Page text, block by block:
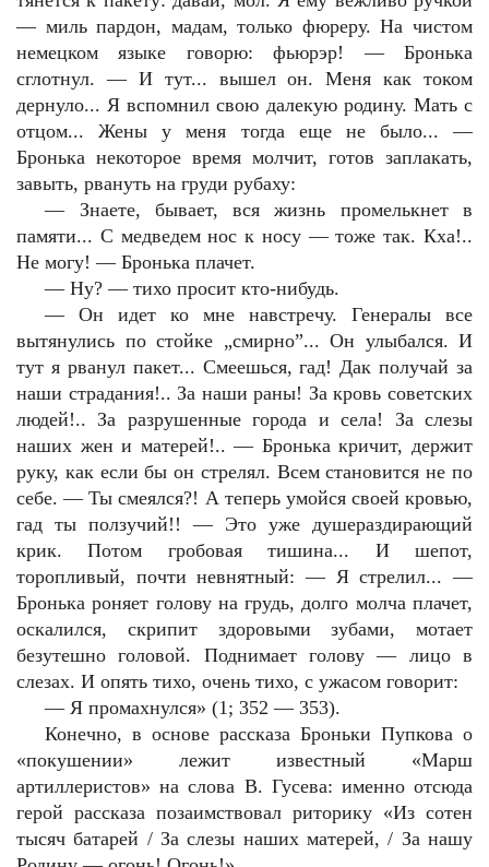
— миль пардон, мадам, только фюреру. На чистом
немецком языке говорю: фьюрэр! — Бронька
сглотнул. — И тут... вышел он. Меня как током
дернуло... Я вспомнил свою далекую родину. Мать с
отцом... Жены у меня тогда еще не было... —
Бронька некоторое время молчит, готов заплакать,
завыть, рвануть на груди рубаху:
— Знаете, бывает, вся жизнь промелькнет в
памяти... С медведем нос к носу — тоже так. Кха!..
Не могу! — Бронька плачет.
—Ну? — тихо просит кто-нибудь.
—Он идет ко мне навстречу. Генералы все
вытянулись по стойке „смирно”... Он улыбался. И
тут я рванул пакет... Смеешься, гад! Дак получай за
наши страдания!.. За наши раны! За кровь советских
людей!.. За разрушенные города и села! За слезы
наших жен и матерей!.. — Бронька кричит, держит
руку, как если бы он стрелял. Всем становится не по
себе. — Ты смеялся?! А теперь умойся своей кровью,
гад ты ползучий!! — Это уже душераздирающий
крик. Потом гробовая тишина... И шепот,
торопливый, почти невнятный: — Я стрелил... —
Бронька роняет голову на грудь, долго молча плачет,
оскалился, скрипит здоровыми зубами, мотает
безутешно головой. Поднимает голову — лицо в
слезах. И опять тихо, очень тихо, с ужасом говорит:
—Я промахнулся» (1; 352 — 353).
Конечно, в основе рассказа Броньки Пупкова о
«покушении» лежит известный «Марш
артиллеристов» на слова В. Гусева: именно отсюда
герой рассказа позаимствовал риторику «Из сотен
тысяч батарей / За слезы наших матерей, / За нашу